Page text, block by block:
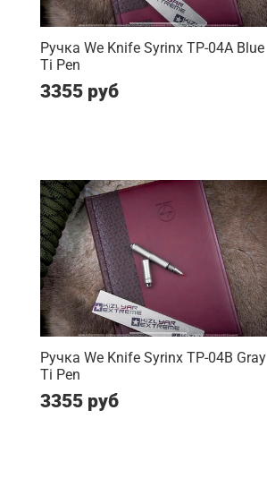
Ручка We Knife Syrinx TP-04A Blue
Ti Pen
3355 руб
Ручка We Knife Syrinx TP-04B Gray
Ti Pen
3355 руб